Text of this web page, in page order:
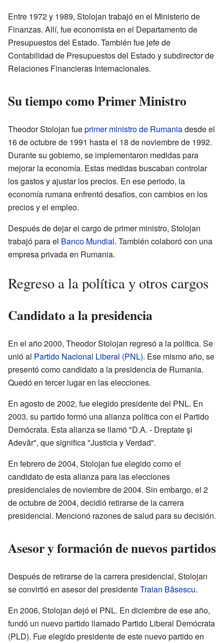
Entre 1972 y 1989, Stolojan trabajó en el Ministerio de
Finanzas. Allí, fue economista en el Departamento de
Presupuestos del Estado. También fue jefe de
Contabilidad de Presupuestos del Estado y subdirector de
Relaciones Financieras Internacionales.
Su tiempo como Primer Ministro
Theodor Stolojan fueprimer ministro de Rumaniadesde el
16 de octubre de 1991 hasta el 18 de noviembre de 1992.
Durante su gobierno, se implementaron medidas para
mejorar la economía. Estas medidas buscaban controlar
los gastos y ajustar los precios. En ese periodo, la
economía rumana enfrentó desafíos, con cambios en los
precios y el empleo.
Después de dejar el cargo de primer ministro, Stolojan
trabajó para el Banco Mundial. También colaboró con una
empresa privada en Rumania.
Regreso a la política y otros cargos
Candidato a la presidencia
En el año 2000, Theodor Stolojan regresó a la política. Se
unió al Partido Nacional Liberal (PNL). Ese mismo año, se
presentó como candidato a la presidencia de Rumania.
Quedó en tercer lugar en las elecciones.
En agosto de 2002, fue elegido presidente del PNL. En
2003, su partido formó una alianza política con el Partido
Demócrata. Esta alianza se llamó "D.A. - Dreptate şi
Adevăr", que significa "Justicia y Verdad".
En febrero de 2004, Stolojan fue elegido como el
candidato de esta alianza para las elecciones
presidenciales de noviembre de 2004. Sin embargo, el 2
de octubre de 2004, decidió retirarse de la carrera
presidencial. Mencionó razones de salud para su decisión.
Asesor y formación de nuevos partidos
Después de retirarse de la carrera presidencial, Stolojan
se convirtió en asesor del presidenteTraian Băsescu.
En 2006, Stolojan dejó el PNL. En diciembre de ese año,
fundó un nuevo partido llamado Partido Liberal Demócrata
(PLD). Fue elegido presidente de este nuevo partido en